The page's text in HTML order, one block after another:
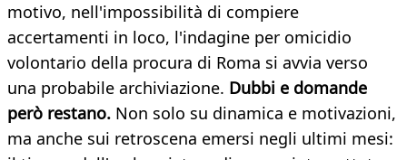
motivo, nell'impossibilità di compiere
accertamenti in loco, l'indagine per omicidio
volontario della procura di Roma si avvia verso
una probabile archiviazione. Dubbi e domande
però restano. Non solo su dinamica e motivazioni,
ma anche sui retroscena emersi negli ultimi mesi: